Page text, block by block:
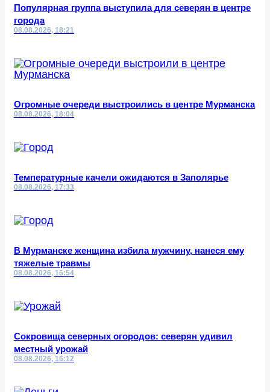
Популярная группа выступила для северян в центре
города
08.08.2026, 18:21
Огромные очереди выстроились в центре Мурманска
08.08.2026, 18:04
Температурные качели ожидаются в Заполярье
08.08.2026, 17:33
В Мурманске женщина избила мужчину, нанеся ему
тяжелые травмы
08.08.2026, 16:54
Сокровища северных огородов: северян удивил
местный урожай
08.08.2026, 16:12